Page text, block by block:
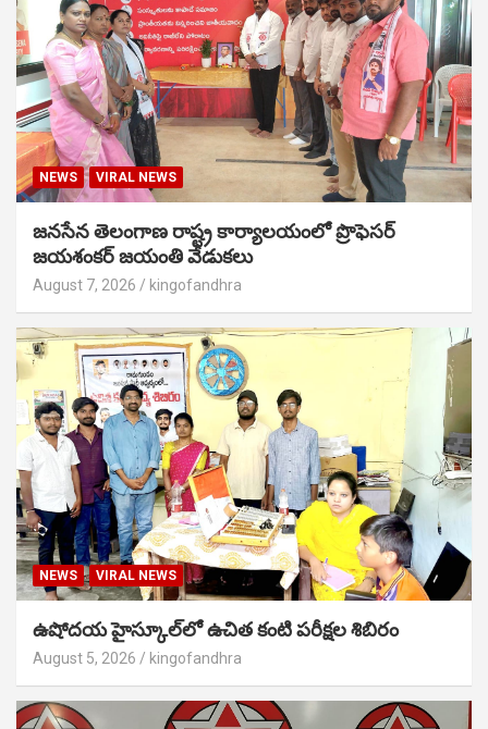
NEWS VIRAL NEWS
జనసేన తెలంగాణ రాష్ట్ర కార్యాలయంలో ప్రొఫెసర్
జయశంకర్ జయంతి వేడుకలు
August 7, 2026 kingofandhra
NEWS VIRAL NEWS
ఉషోదయ హైస్కూల్‌లో ఉచిత కంటి పరీక్షల శిబిరం
August 5, 2026 kingofandhra